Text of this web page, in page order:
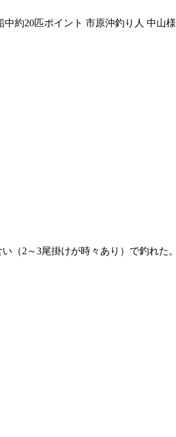
約20匹ポイント 市原沖釣り人 中山様
（2～3尾掛けが時々あり）で釣れた。